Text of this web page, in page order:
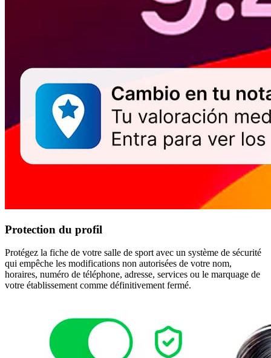
Protection du profil
Protégez la fiche de votre salle de sport avec un système de sécurité
qui empêche les modifications non autorisées de votre nom,
horaires, numéro de téléphone, adresse, services ou le marquage de
votre établissement comme définitivement fermé.